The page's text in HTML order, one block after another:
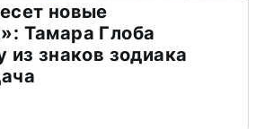
новые
Тамара Глоба
из знаков зодиака